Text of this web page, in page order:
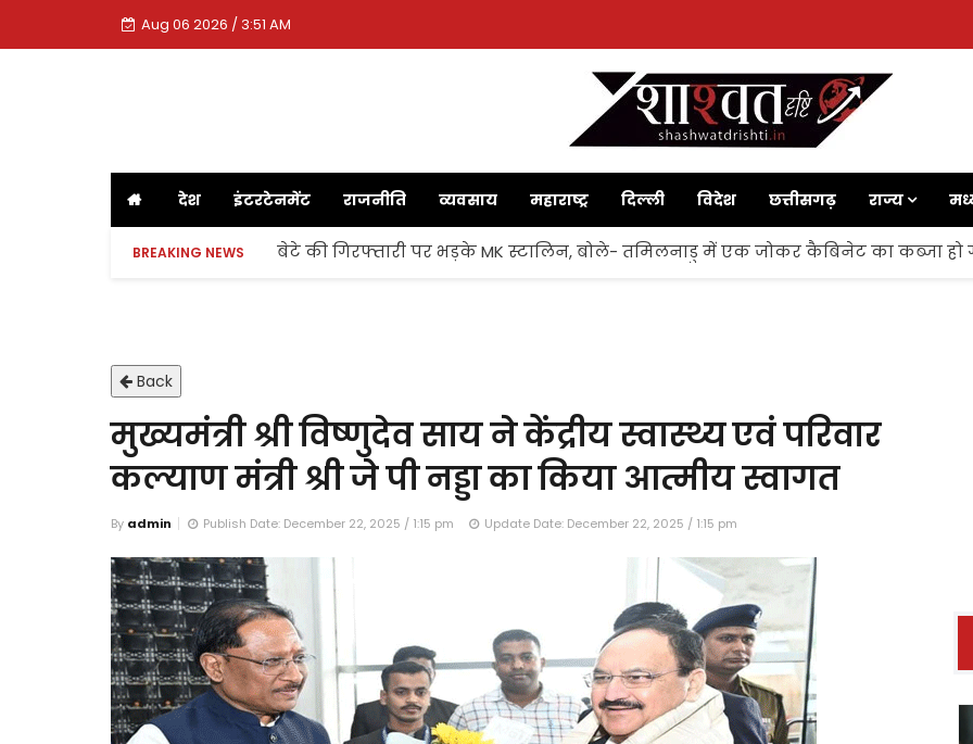
Aug 06 2026 / 3:51 AM
देश इंटरटेनमेंट राजनीति व्यवसाय महाराष्ट्र दिल्ली विदेश छत्तीसगढ़ राज्य
BREAKING NEWS बेटे की गिरफ्तारी पर भड़के MK स्टालिन, बोले- तमिलनाडु में एक जोकर कैबिनेट का कब्जा हो
Back
मुख्यमंत्री श्री विष्णुदेव साय ने केंद्रीय स्वास्थ्य एवं परिवार
कल्याण मंत्री श्री जे पी नड्डा का किया आत्मीय स्वागत
By admin Publish Date: December 22, 2025 / 1:15 pm Update Date: December 22, 2025 / 1:15 pm